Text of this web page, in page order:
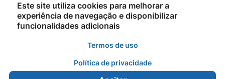
Av. Brasil nº 119 Bairro Jardim Celeste -
Cáceres
©2026 - Prefeitura Municipal de Cáceres - Todos os
direitos reservados
Este site utiliza cookies para melhorar a
experiência de navegação e disponibilizar
funcionalidades adicionais
Termos de uso
Política de privacidade